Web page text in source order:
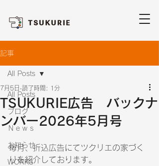
記事
All Posts
ブログ
Ｎｅｗｓ
お知らせ
WORKS
All Posts
TSUKURIE広告 バックナ
ンバー2026年5月号
7月5日 読了時間: 1分
毎月、折込広告にてツクリエの家づく
りを紹介しております。